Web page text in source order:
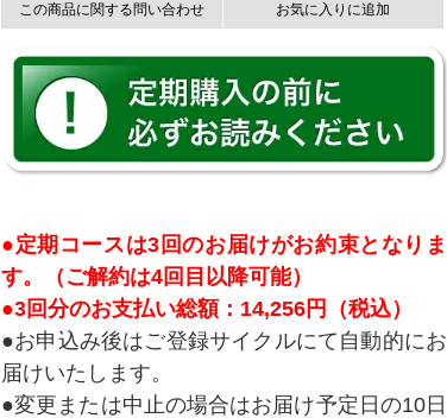
この商品に関する問い合わせ お気に入りに追加
●定期コースは3回のお届けがお約束となりま
す。（ご解約は4回目以降可能）
●3回分のお支払い総額：14,256円（税込）
●お申込み後はご登録サイクルにて自動的にお
届けいたします。
●変更または中止の場合はお届け予定日の10日